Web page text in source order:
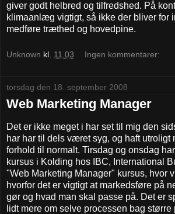
giver godt helbred og tilfredshed. På
klimaanlæg vigtigt, så ikke der bliver for
medføre træthed og hovedpine.
Unknown kl. 11.03 Ingen kommentarer:
torsdag den 18. september 2008
Web Marketing Manager
Det er ikke meget i har set til mig den
har har til dels været syg, og haft utroligt
forhold til normalt. Tirsdag og onsdag
kursus i Kolding hos IBC, International
"Web Marketing Manager" kursus, hvor
hvorfor det er vigtigt at markedsføre på
gør og hvad man skal passe på. Det er
lidt mere om selve processen bag større